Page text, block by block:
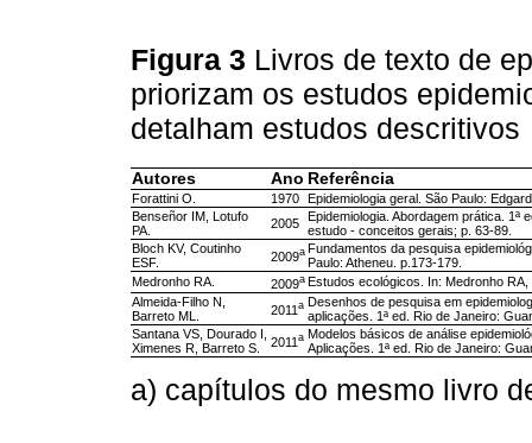
Figura 3 Livros de texto de
priorizam os estudos
detalham estudos descritivos
Autores Ano Referência
Forattini O. 1970
Epidemiologia geral. São Paulo:
Benseñor IM, Lotufo
PA.
2005
Epidemiologia. Abordagem prática.
estudo - conceitos gerais; p. 63-89.
Bloch KV, Coutinho
ESF.
2009a Fundamentos da pesquisa
Paulo: Atheneu. p.173-179.
Medronho RA.
2009a Estudos ecológicos. In: Medronho
Almeida-Filho N,
Barreto ML.
2011 a Desenhos de pesquisa em
aplicações. 1ª ed. Rio de Janeiro:
Santana VS, Dourado I,
Ximenes R, Barreto S.
2011 a Modelos básicos de análise
Aplicações. 1ª ed. Rio de Janeiro:
a) capítulos do mesmo livro